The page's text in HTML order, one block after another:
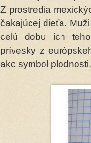
Z prostredia
čakajúcej dieťa.
celú dobu ich
prívesky z
ako symbol plodnosti.